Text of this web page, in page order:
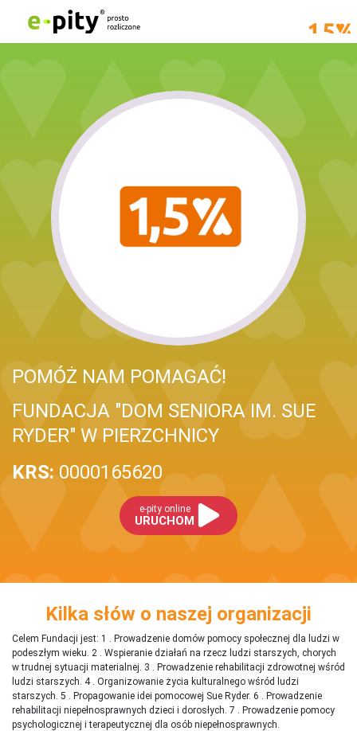
POMÓŻ NAM POMAGAĆ!
FUNDACJA "DOM SENIORA IM. SUE
RYDER" W PIERZCHNICY
KRS: 0000165620
e-pity online
URUCHOM
Kilka słów o naszej organizacji
Celem Fundacji jest: 1 . Prowadzenie domów pomocy społecznej dla ludzi w
podeszłym wieku. 2 . Wspieranie działań na rzecz ludzi starszych, chorych
w trudnej sytuacji materialnej. 3 . Prowadzenie rehabilitacji zdrowotnej wśród
ludzi starszych. 4 . Organizowanie życia kulturalnego wśród ludzi
starszych. 5 . Propagowanie idei pomocowej Sue Ryder. 6 . Prowadzenie
rehabilitacji niepełnosprawnych dzieci i dorosłych. 7 . Prowadzenie pomocy
psychologicznej i terapeutycznej dla osób niepełnosprawnych.